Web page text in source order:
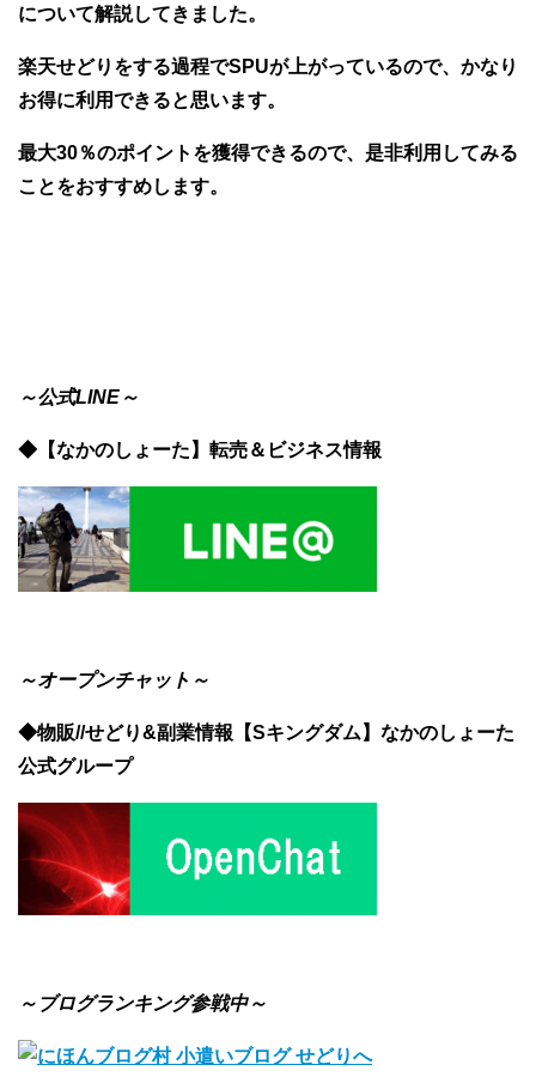
について解説してきました。
楽天せどりをする過程でSPUが上がっているので、かなり
お得に利用できると思います。
最大30％のポイントを獲得できるので、是非利用してみる
ことをおすすめします。
～公式LINE～
◆【なかのしょーた】転売＆ビジネス情報
～オープンチャット～
◆物販//せどり&副業情報【Sキングダム】なかのしょーた
公式グループ
～ブログランキング参戦中～